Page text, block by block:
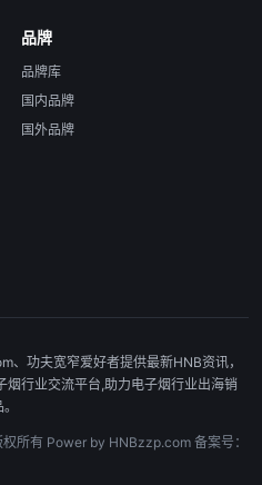
品牌
品牌库
国内品牌
国外品牌
功夫宽窄爱好者提供最新HNB资讯，
烟行业交流平台,助力电子烟行业出海销
所有 Power by HNBzzp.com 备案号：